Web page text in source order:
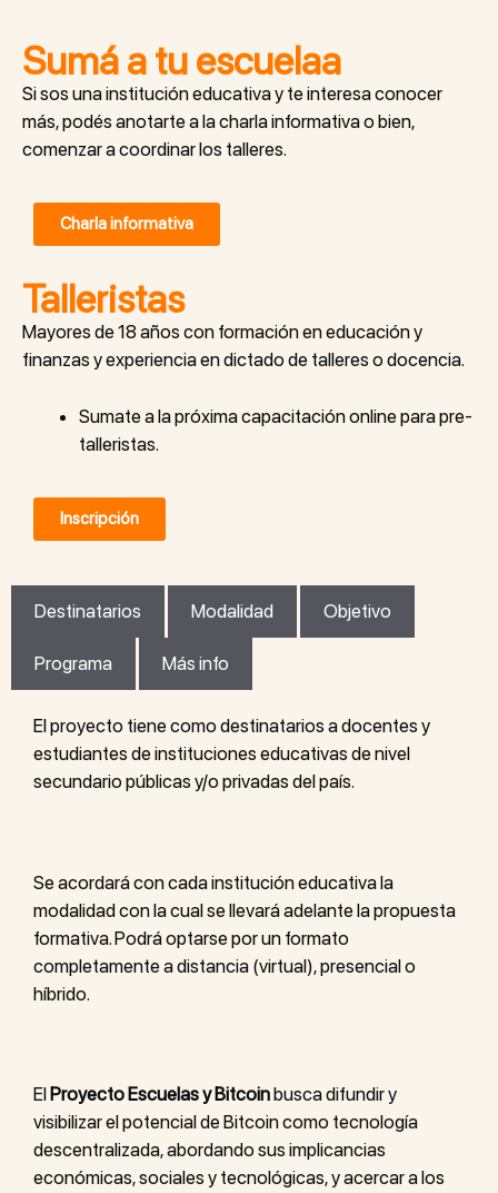
Sumá a tu escuelaa
Si sos una institución educativa y te interesa conocer
más, podés anotarte a la charla informativa o bien,
comenzar a coordinar los talleres.
Charla informativa
Talleristas
Mayores de 18 años con formación en educación y
finanzas y experiencia en dictado de talleres o docencia.
Sumate a la próxima capacitación online para pre-
talleristas.
Inscripción
Destinatarios Modalidad Objetivo
Programa Más info
El proyecto tiene como destinatarios a docentes y
estudiantes de instituciones educativas de nivel
secundario públicas y/o privadas del país.
Se acordará con cada institución educativa la
modalidad con la cual se llevará adelante la propuesta
formativa. Podrá optarse por un formato
completamente a distancia (virtual), presencial o
híbrido.
ElProyecto Escuelas y Bitcoinbusca difundir y
visibilizar el potencial de Bitcoin como tecnología
descentralizada, abordando sus implicancias
económicas, sociales y tecnológicas, y acercar a los